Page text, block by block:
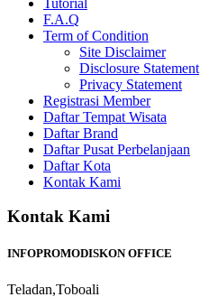
F.A.Q
Term of Condition
Site Disclaimer
Disclosure Statement
Privacy Statement
Registrasi Member
Daftar Tempat Wisata
Daftar Brand
Daftar Pusat Perbelanjaan
Daftar Kota
Kontak Kami
Kontak Kami
INFOPROMODISKON OFFICE
Teladan,Toboali